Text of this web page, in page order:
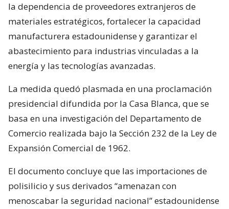
la dependencia de proveedores extranjeros de
materiales estratégicos, fortalecer la capacidad
manufacturera estadounidense y garantizar el
abastecimiento para industrias vinculadas a la
energía y las tecnologías avanzadas.
La medida quedó plasmada en una proclamación
presidencial difundida por la Casa Blanca, que se
basa en una investigación del Departamento de
Comercio realizada bajo la Sección 232 de la Ley de
Expansión Comercial de 1962.
El documento concluye que las importaciones de
polisilicio y sus derivados “amenazan con
menoscabar la seguridad nacional” estadounidense